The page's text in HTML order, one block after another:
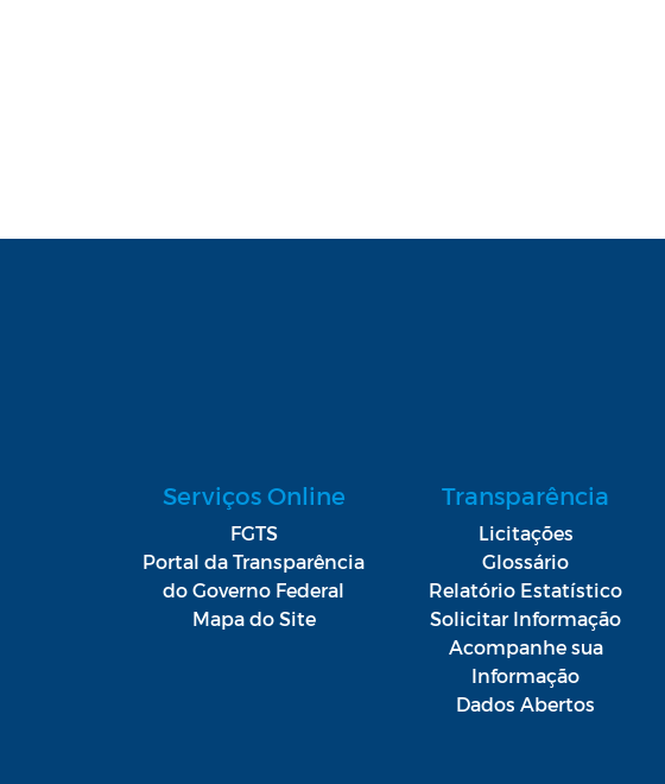
Serviços Online
FGTS
Portal da Transparência
do Governo Federal
Mapa do Site
Transparência
Licitações
Glossário
Relatório Estatístico
Solicitar Informação
Acompanhe sua
Informação
Dados Abertos